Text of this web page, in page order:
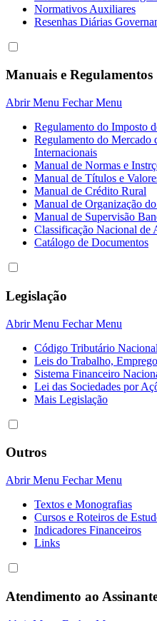
Normativos Auxiliares
Resenhas Diárias
Manuais e Regulamentos
Abrir Menu Fechar Menu
Regulamento do Imposto
Regulamento do Mercado
Internacionais
Manual de Normas e
Manual de Títulos e
Manual de Crédito Rural
Manual de Organização
Manual de Supervisão
Classificação Nacional de
Catálogo de Documentos
Legislação
Abrir Menu Fechar Menu
Código Tributário
Leis do Trabalho,
Sistema Financeiro
Lei das Sociedades por
Mais Legislação
Outros
Abrir Menu Fechar Menu
Textos e Monografias
Cursos e Roteiros de
Indicadores Financeiros
Links
Atendimento ao